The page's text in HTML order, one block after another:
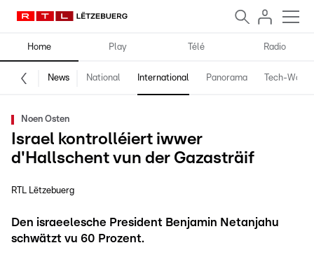
Home Play Télé Radio
News National International Panorama Tech-World
Noen Osten
Israel kontrolléiert iwwer
d'Hallschent vun der Gazasträif
RTL Lëtzebuerg
Den israeelesche President Benjamin Netanjahu
schwätzt vu 60 Prozent.